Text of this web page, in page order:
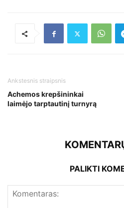
Ankstesnis straipsnis
Achemos krepšininkai
laimėjo tarptautinį turnyrą
PALIKTI